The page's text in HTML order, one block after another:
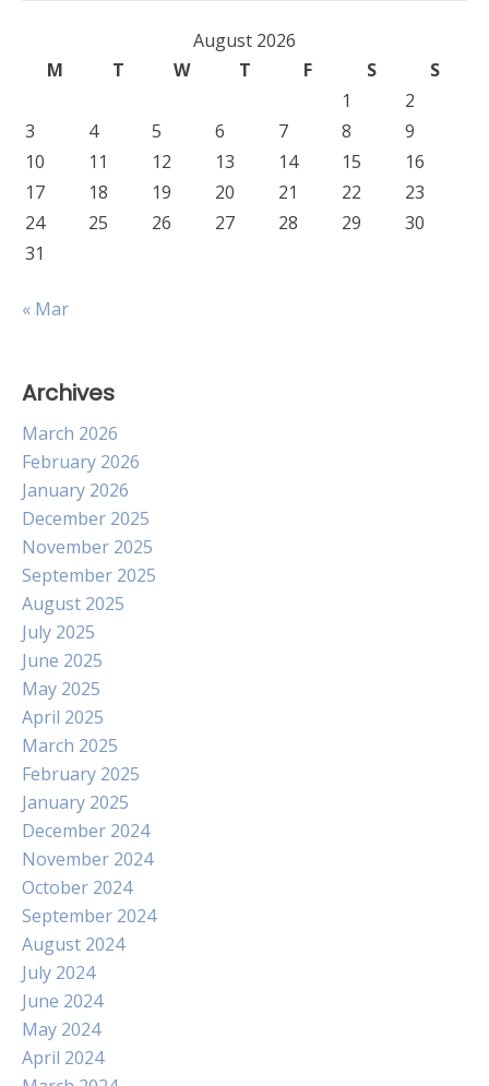
August 2026
M
T W T F S
S
1
2
3
4 5 6 7 8
9
10
11 12 13 14 15
16
17
18 19 20 21 22
23
24
25 26 27 28 29
30
31
« Mar
Archives
March 2026
February 2026
January 2026
December 2025
November 2025
September 2025
August 2025
July 2025
June 2025
May 2025
April 2025
March 2025
February 2025
January 2025
December 2024
November 2024
October 2024
September 2024
August 2024
July 2024
June 2024
May 2024
April 2024